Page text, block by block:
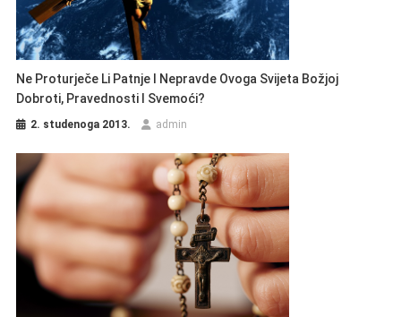
Ne Proturječe Li Patnje I Nepravde Ovoga Svijeta Božjoj
Dobroti, Pravednosti I Svemoći?
2. studenoga 2013. admin